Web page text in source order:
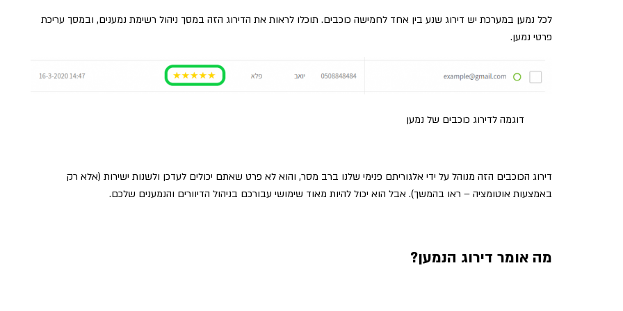
לכל נמען במערכת יש דירוג שנע בין אחד לחמישה כוכבים. תוכלו לראות את הדירוג הזה במסך ניהול רשימת נמענים, ובמסך עריכת
פרטי נמען.
דוגמה לדירוג כוכבים של נמען
דירוג הכוכבים הזה מנוהל על ידי אלגוריתם פנימי שלנו ברב מסר, והוא לא פרט שאתם יכולים לעדכן ולשנות ישירות (אלא רק
באמצעות אוטומציה – ראו בהמשך). אבל הוא יכול להיות מאוד שימושי עבורכם בניהול הדיוורים והנמענים שלכם.
מה אומר דירוג הנמען?